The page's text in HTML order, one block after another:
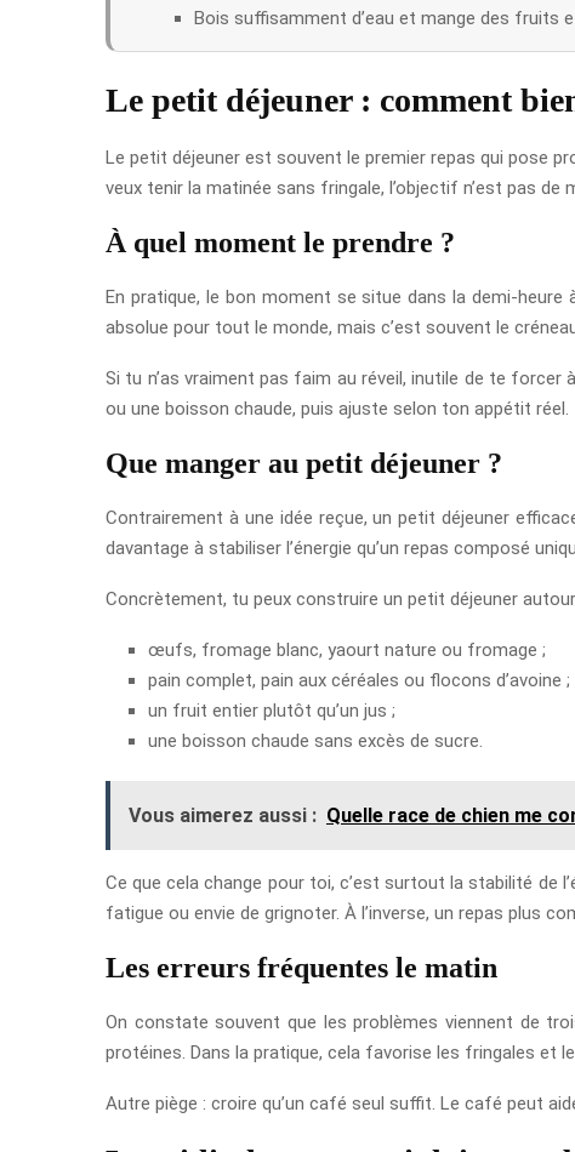
Bois suffisamment d’eau et mange des fruits
Le petit déjeuner : comment
Le petit déjeuner est souvent le premier repas qui pose
veux tenir la matinée sans fringale, l’objectif n’est pas de
À quel moment le prendre ?
En pratique, le bon moment se situe dans la demi-
absolue pour tout le monde, mais c’est souvent le
Si tu n’as vraiment pas faim au réveil, inutile de te forcer
ou une boisson chaude, puis ajuste selon ton appétit réel.
Que manger au petit déjeuner ?
Contrairement à une idée reçue, un petit déjeuner
davantage à stabiliser l’énergie qu’un repas composé
Concrètement, tu peux construire un petit déjeuner
œufs, fromage blanc, yaourt nature ou fromage ;
pain complet, pain aux céréales ou flocons d’avoine ;
un fruit entier plutôt qu’un jus ;
une boisson chaude sans excès de sucre.
Vous aimerez aussi : Quelle race de chien me
Ce que cela change pour toi, c’est surtout la stabilité de
fatigue ou envie de grignoter. À l’inverse, un repas plus
Les erreurs fréquentes le matin
On constate souvent que les problèmes viennent de
protéines. Dans la pratique, cela favorise les fringales et
Autre piège : croire qu’un café seul suffit. Le café peut